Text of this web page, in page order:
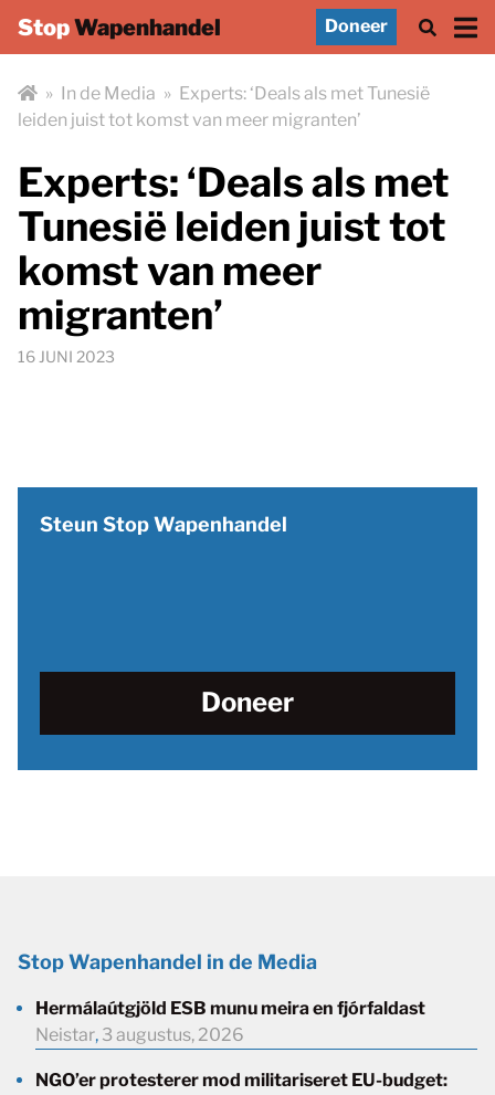
StopWapenhandel Doneer
» In de Media » Experts: ‘Deals als met Tunesië
leiden juist tot komst van meer migranten’
Experts: ‘Deals als met
Tunesië leiden juist tot
komst van meer
migranten’
16 JUNI 2023
Steun Stop Wapenhandel
Doneer
Stop Wapenhandel in de Media
Hermálaútgjöld ESB munu meira en fjórfaldast
Neistar, 3 augustus, 2026
NGO’er protesterer mod militariseret EU-budget: